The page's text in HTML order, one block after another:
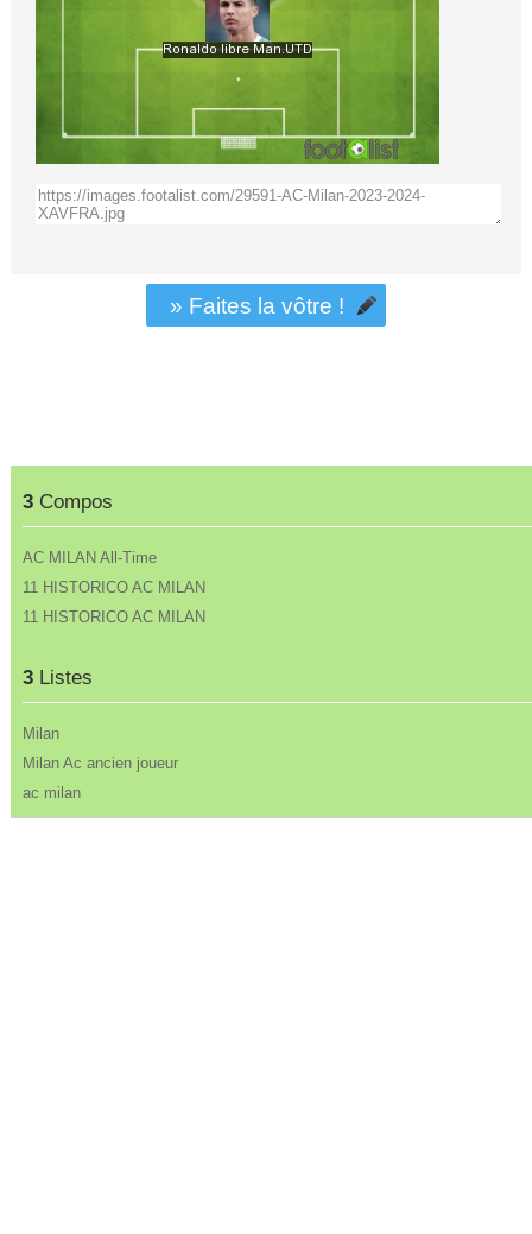
3Compos
AC MILAN All-Time
11 HISTORICO AC MILAN
11 HISTORICO AC MILAN
3Listes
Milan
Milan Ac ancien joueur
ac milan
» Faites la vôtre !